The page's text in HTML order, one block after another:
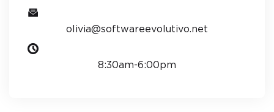
olivia@softwareevolutivo.net
8:30am-6:00pm